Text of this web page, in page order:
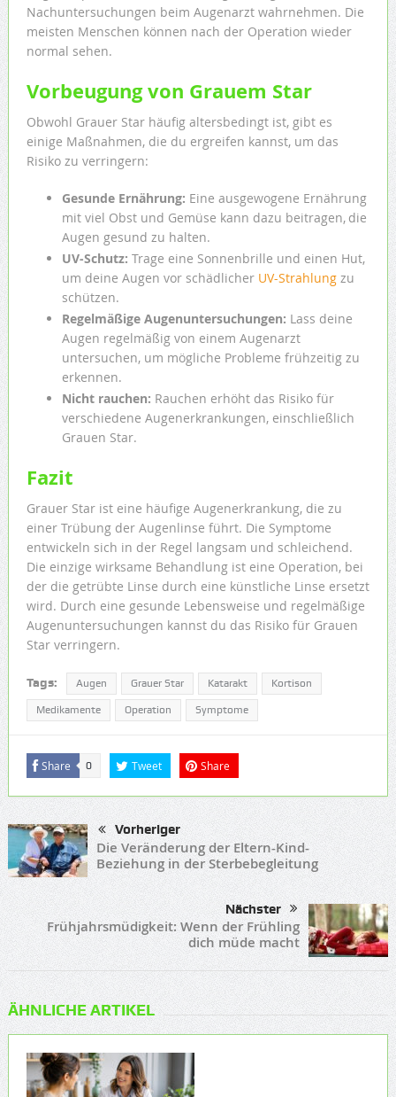
Nachuntersuchungen beim Augenarzt wahrnehmen. Die
meisten Menschen können nach der Operation wieder
normal sehen.
Vorbeugung von Grauem Star
Obwohl Grauer Star häufig altersbedingt ist, gibt es
einige Maßnahmen, die du ergreifen kannst, um das
Risiko zu verringern:
Gesunde Ernährung: Eine ausgewogene Ernährung
mit viel Obst und Gemüse kann dazu beitragen, die
Augen gesund zu halten.
UV-Schutz: Trage eine Sonnenbrille und einen Hut,
um deine Augen vor schädlicher UV-Strahlungzu
schützen.
Regelmäßige Augenuntersuchungen: Lass deine
Augen regelmäßig von einem Augenarzt
untersuchen, um mögliche Probleme frühzeitig zu
erkennen.
Nicht rauchen: Rauchen erhöht das Risiko für
verschiedene Augenerkrankungen, einschließlich
Grauen Star.
Fazit
Grauer Star ist eine häufige Augenerkrankung, die zu
einer Trübung der Augenlinse führt. Die Symptome
entwickeln sich in der Regel langsam und schleichend.
Die einzige wirksame Behandlung ist eine Operation, bei
der die getrübte Linse durch eine künstliche Linse ersetzt
wird. Durch eine gesunde Lebensweise und regelmäßige
Augenuntersuchungen kannst du das Risiko für Grauen
Star verringern.
Tags: Augen Grauer Star Katarakt Kortison
Medikamente Operation Symptome
Share 0 Tweet Share
Vorheriger
Die Veränderung der Eltern-Kind-
Beziehung in der Sterbebegleitung
Nächster
Frühjahrsmüdigkeit: Wenn der Frühling
dich müde macht
ÄHNLICHE ARTIKEL